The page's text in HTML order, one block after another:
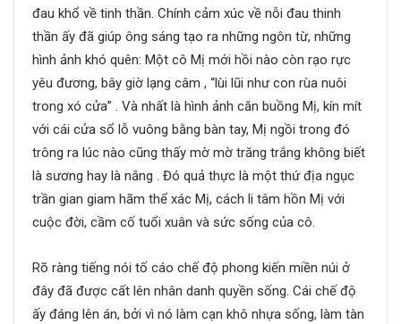
đau khổ về tinh thần. Chính cảm xúc về nỗi đau thinh
thần ấy đã giúp ông sáng tạo ra những ngôn từ, những
hình ảnh khó quên: Một cô Mị mới hồi nào còn rạo rực
yêu đương, bây giờ lạng câm , “lùi lũi như con rùa nuôi
trong xó cửa” . Và nhất là hình ảnh căn buồng Mị, kín mít
với cái cửa sổ lỗ vuông bằng bàn tay, Mị ngồi trong đó
trông ra lúc nào cũng thấy mờ mờ trăng trắng không biết
là sương hay là nắng . Đó quả thực là một thứ địa ngục
trần gian giam hãm thể xác Mị, cách li tâm hồn Mị với
cuộc đời, cầm cố tuổi xuân và sức sống của cô.
Rõ ràng tiếng nói tố cáo chế độ phong kiến miền núi ở
đây đã được cất lên nhân danh quyền sống. Cái chế độ
ấy đáng lên án, bởi vì nó làm cạn khô nhựa sống, làm tàn